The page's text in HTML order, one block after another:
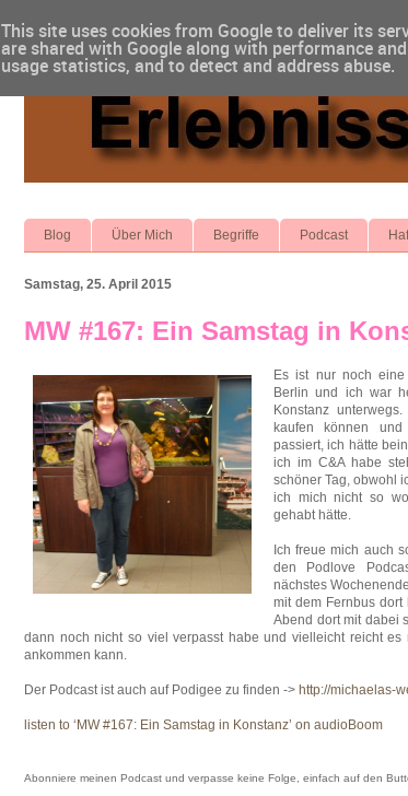
Blog Über Mich Begriffe Podcast
Samstag, 25. April 2015
MW #167: Ein Samstag in
Es ist nur noch
Berlin und ich war
Konstanz
kaufen können
passiert, ich hätte
ich im C&A habe
schöner Tag, obwohl
ich mich nicht so
gehabt hätte.
Ich freue mich auch
den Podlove
nächstes
mit dem Fernbus
Abend dort mit dabei
dann noch nicht so viel verpasst habe und vielleicht reicht es
ankommen kann.
Der Podcast ist auch auf Podigee zu finden -> http://michaelas-
listen to ‘MW #167: Ein Samstag in Konstanz’ on audioBoom
Abonniere meinen Podcast und verpasse keine Folge, einfach auf den
This site uses cookies from Google to deliver its
are shared with Google along with performance
usage statistics, and to detect and address abuse.